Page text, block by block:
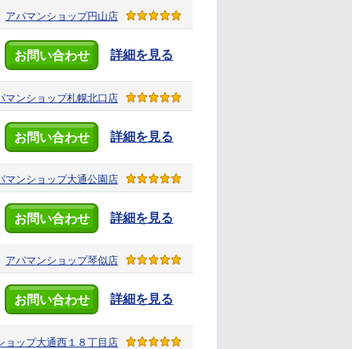
アパマンショップ円山店
お問い合わせ 詳細を見る
マンショップ札幌北口店
お問い合わせ 詳細を見る
マンショップ大通公園店
お問い合わせ 詳細を見る
アパマンショップ琴似店
お問い合わせ 詳細を見る
ョップ大通西１８丁目店